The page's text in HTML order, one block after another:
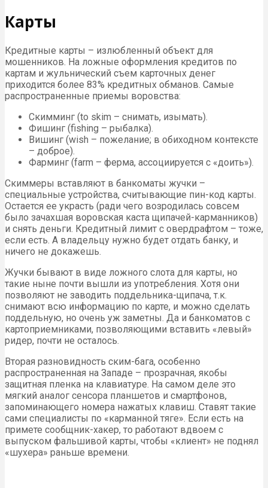
Карты
Кредитные карты – излюбленный объект для
мошенников. На ложные оформления кредитов по
картам и жульнический съем карточных денег
приходится более 83% кредитных обманов. Самые
распространенные приемы воровства:
Скимминг (to skim – снимать, изымать).
Фишинг (fishing – рыбалка).
Вишинг (wish – пожелание; в обиходном контексте
– доброе).
Фарминг (farm – ферма, ассоциируется с «доить»).
Скиммеры вставляют в банкоматы жучки –
специальные устройства, считывающие пин-код карты.
Остается ее украсть (ради чего возродилась совсем
было зачахшая воровская каста щипачей-карманников)
и снять деньги. Кредитный лимит с овердрафтом – тоже,
если есть. А владельцу нужно будет отдать банку, и
ничего не докажешь.
Жучки бывают в виде ложного слота для карты, но
такие ныне почти вышли из употребления. Хотя они
позволяют не заводить поддельника-щипача, т.к.
снимают всю информацию по карте, и можно сделать
поддельную, но очень уж заметны. Да и банкоматов с
картоприемниками, позволяющими вставить «левый»
ридер, почти не осталось.
Вторая разновидность ским-бага, особенно
распространенная на Западе – прозрачная, якобы
защитная пленка на клавиатуре. На самом деле это
мягкий аналог сенсора планшетов и смартфонов,
запоминающего номера нажатых клавиш. Ставят такие
сами специалисты по «карманной тяге». Если есть на
примете сообщник-хакер, то работают вдвоем с
выпуском фальшивой карты, чтобы «клиент» не поднял
«шухера» раньше времени.